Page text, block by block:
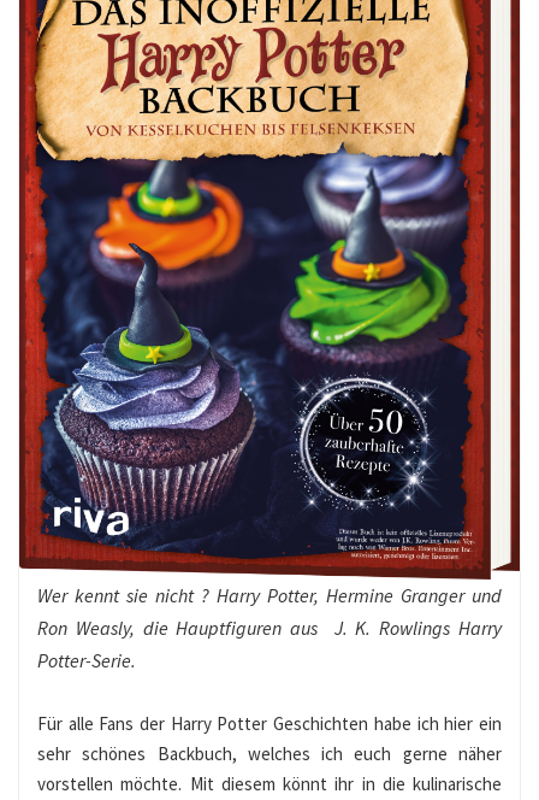
Wer kennt sie nicht ? Harry Potter, Hermine Granger und
Ron Weasly, die Hauptfiguren aus J. K. Rowlings Harry
Potter-Serie.
Für alle Fans der Harry Potter Geschichten habe ich hier ein
sehr schönes Backbuch, welches ich euch gerne näher
vorstellen möchte. Mit diesem könnt ihr in die kulinarische